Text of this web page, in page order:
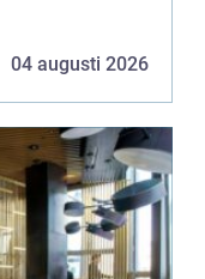
04 augusti 2026